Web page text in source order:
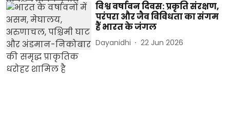
विश्व वर्षावन दिवस: प्रकृति संरक्षण,
परंपरा और जैव विविधता का संगम
हैं भारत के जंगल
Dayanidhi 22 Jun 2026